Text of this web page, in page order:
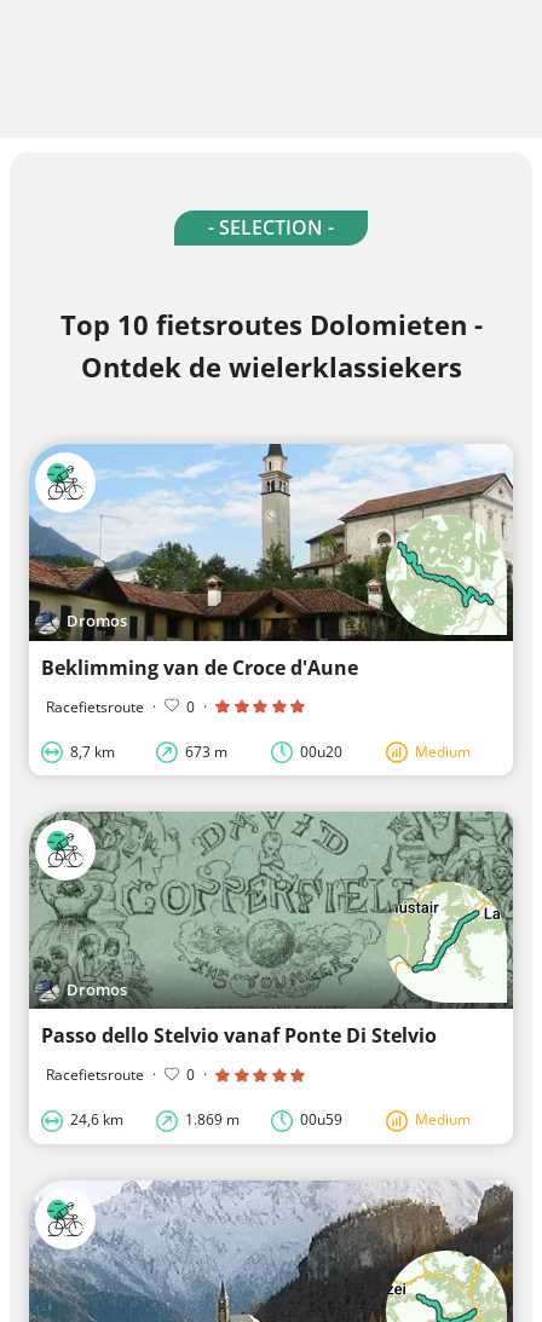
- SELECTION -
Top 10 fietsroutes Dolomieten -
Ontdek de wielerklassiekers
Dromos
Beklimming van de Croce d'Aune
Racefietsroute · 0 ·
8,7 km 673 m 00u20 Medium
Dromos
Passo dello Stelvio vanaf Ponte Di Stelvio
Racefietsroute · 0 ·
24,6 km 1.869 m 00u59 Medium